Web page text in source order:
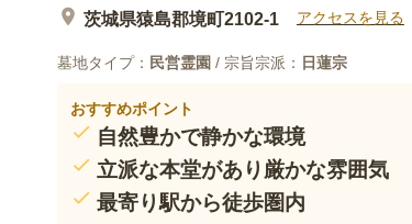
茨城県猿島郡境町2102-1 アクセスを見る
墓地タイプ： 民営霊園 / 宗旨宗派： 日蓮宗
おすすめポイント
自然豊かで静かな環境
立派な本堂があり厳かな雰囲気
最寄り駅から徒歩圏内